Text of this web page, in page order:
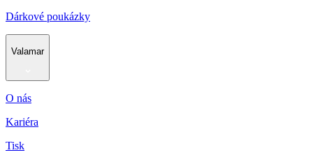
Dárkové poukázky
Valamar
O nás
Kariéra
Tisk